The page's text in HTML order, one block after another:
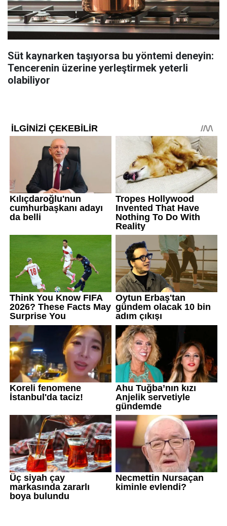
Süt kaynarken taşıyorsa bu yöntemi deneyin:
Tencerenin üzerine yerleştirmek yeterli
olabiliyor